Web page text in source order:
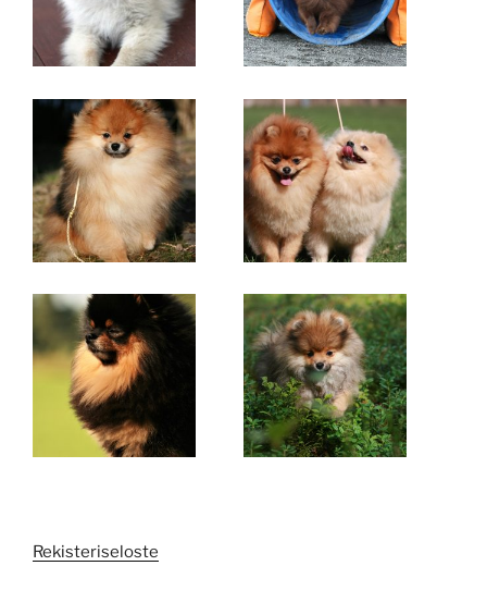
Rekisteriseloste